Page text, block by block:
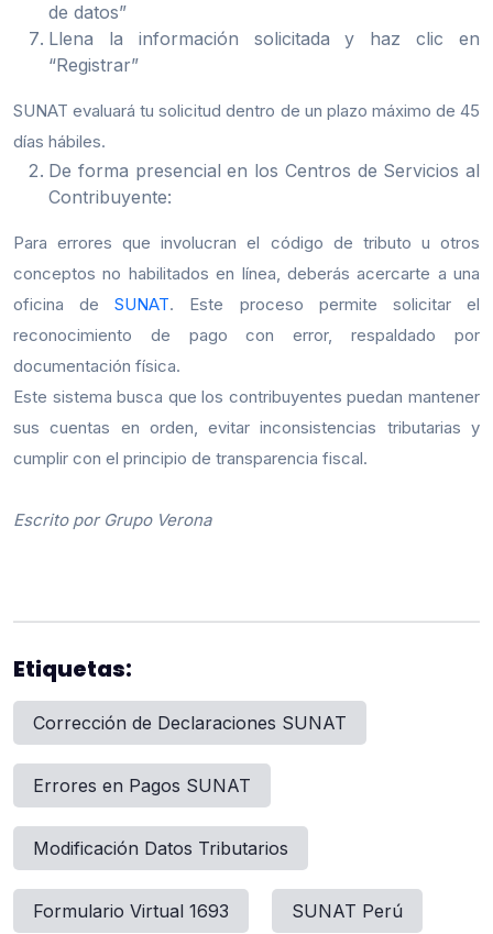
de datos”
Llena la información solicitada y haz clic en
“Registrar”
SUNAT evaluará tu solicitud dentro de un plazo máximo de 45
días hábiles.
De forma presencial en los Centros de Servicios al
Contribuyente:
Para errores que involucran el código de tributo u otros
conceptos no habilitados en línea, deberás acercarte a una
oficina deSUNAT. Este proceso permite solicitar el
reconocimiento de pago con error, respaldado por
documentación física.
Este sistema busca que los contribuyentes puedan mantener
sus cuentas en orden, evitar inconsistencias tributarias y
cumplir con el principio de transparencia fiscal.
Escrito por Grupo Verona
Etiquetas:
Corrección de Declaraciones SUNAT
Errores en Pagos SUNAT
Modificación Datos Tributarios
Formulario Virtual 1693 SUNAT Perú